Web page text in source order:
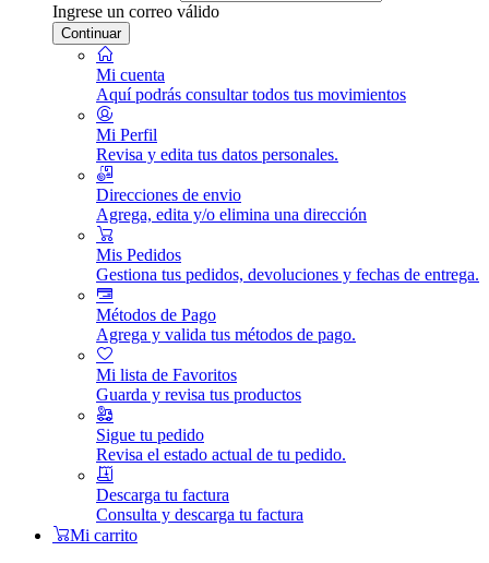
Ingrese un correo válido
Continuar
Mi cuenta
Aquí podrás consultar todos tus movimientos
Mi Perfil
Revisa y edita tus datos personales.
Direcciones de envio
Agrega, edita y/o elimina una dirección
Mis Pedidos
Gestiona tus pedidos, devoluciones y fechas de entrega.
Métodos de Pago
Agrega y valida tus métodos de pago.
Mi lista de Favoritos
Guarda y revisa tus productos
Sigue tu pedido
Revisa el estado actual de tu pedido.
Descarga tu factura
Consulta y descarga tu factura
Mi carrito